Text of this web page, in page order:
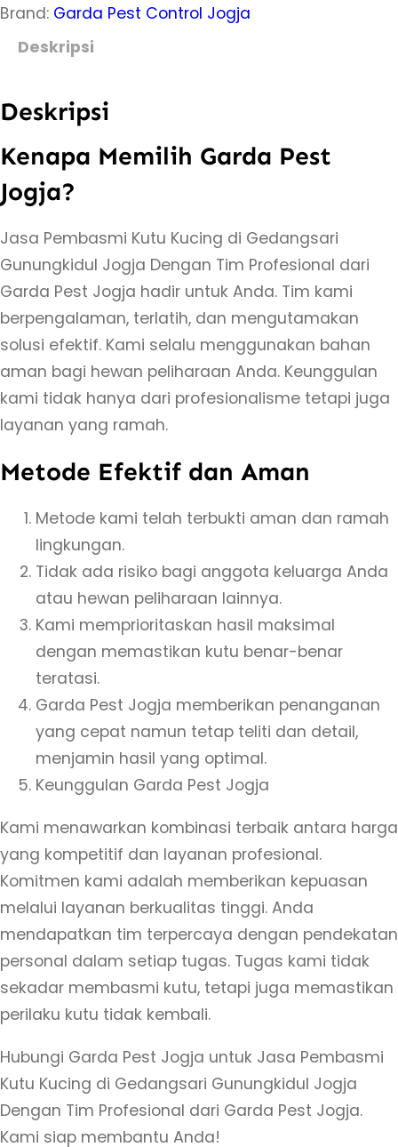
J
P
e
b
a
s
m
i
t
u
u
r
n
n
g
k
i
d
Brand: Garda Pest Control Jogja
Deskripsi
Deskripsi
Kenapa Memilih Garda Pest
Jogja?
Jasa Pembasmi Kutu Kucing di Gedangsari
Gunungkidul Jogja Dengan Tim Profesional dari
Garda Pest Jogja hadir untuk Anda. Tim kami
berpengalaman, terlatih, dan mengutamakan
solusi efektif. Kami selalu menggunakan bahan
aman bagi hewan peliharaan Anda. Keunggulan
kami tidak hanya dari profesionalisme tetapi juga
layanan yang ramah.
Metode Efektif dan Aman
Metode kami telah terbukti aman dan ramah
lingkungan.
Tidak ada risiko bagi anggota keluarga Anda
atau hewan peliharaan lainnya.
Kami memprioritaskan hasil maksimal
dengan memastikan kutu benar-benar
teratasi.
Garda Pest Jogja memberikan penanganan
yang cepat namun tetap teliti dan detail,
menjamin hasil yang optimal.
Keunggulan Garda Pest Jogja
Kami menawarkan kombinasi terbaik antara harga
yang kompetitif dan layanan profesional.
Komitmen kami adalah memberikan kepuasan
melalui layanan berkualitas tinggi. Anda
mendapatkan tim terpercaya dengan pendekatan
personal dalam setiap tugas. Tugas kami tidak
sekadar membasmi kutu, tetapi juga memastikan
perilaku kutu tidak kembali.
Hubungi Garda Pest Jogja untuk Jasa Pembasmi
Kutu Kucing di Gedangsari Gunungkidul Jogja
Dengan Tim Profesional dari Garda Pest Jogja.
Kami siap membantu Anda!